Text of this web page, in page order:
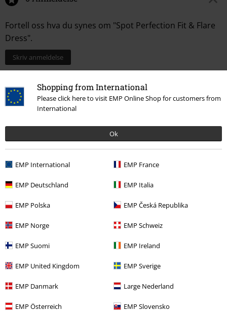
Shopping from International
Please click here to visit EMP Online Shop for customers from
International
Ok
EMP International EMP France
EMP Deutschland EMP Italia
EMP Polska EMP Česká Republika
EMP Norge EMP Schweiz
EMP Suomi EMP Ireland
EMP United Kingdom EMP Sverige
EMP Danmark Large Nederland
EMP Österreich EMP Slovensko
Fortell oss hva du synes om "Spot Perfection Fit & Flare
Dress".
Skriv anmeldelse
Flere kategorier. Flere valgmuligheter.